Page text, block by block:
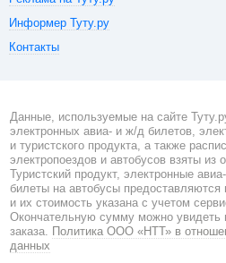
Информер Туту.ру
Контакты
Данные, используемые на сайте
электронных авиа- и ж/д билетов,
и туристского продукта, а также
электропоездов и автобусов взяты из
Туристский продукт, электронные
билеты на автобусы предоставляются
и их стоимость указана с учетом
Окончательную сумму можно увидеть
заказа. Политика ООО «НТТ» в
данных